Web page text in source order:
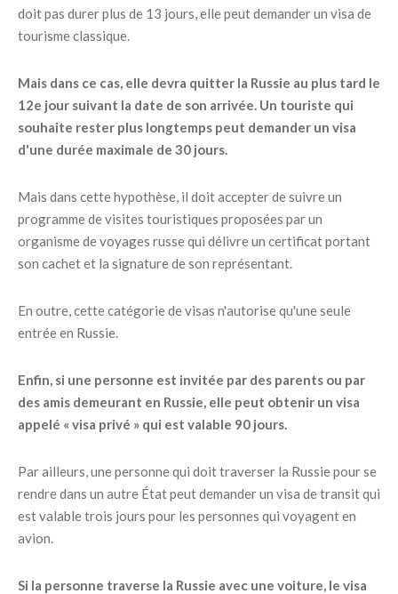
doit pas durer plus de 13 jours, elle peut demander un visa de
tourisme classique.
Mais dans ce cas, elle devra quitter la Russie au plus tard le
12e jour suivant la date de son arrivée. Un touriste qui
souhaite rester plus longtemps peut demander un visa
d'une durée maximale de 30 jours.
Mais dans cette hypothèse, il doit accepter de suivre un
programme de visites touristiques proposées par un
organisme de voyages russe qui délivre un certificat portant
son cachet et la signature de son représentant.
En outre, cette catégorie de visas n'autorise qu'une seule
entrée en Russie.
Enfin, si une personne est invitée par des parents ou par
des amis demeurant en Russie, elle peut obtenir un visa
appelé « visa privé » qui est valable 90 jours.
Par ailleurs, une personne qui doit traverser la Russie pour se
rendre dans un autre État peut demander un visa de transit qui
est valable trois jours pour les personnes qui voyagent en
avion.
Si la personne traverse la Russie avec une voiture, le visa